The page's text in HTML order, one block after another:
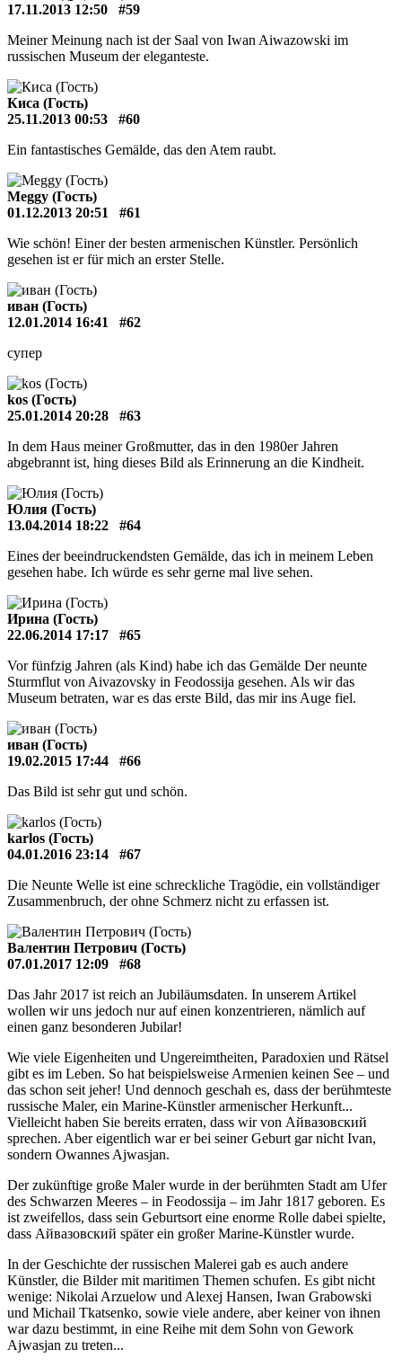
17.11.2013 12:50
#59
Meiner Meinung nach ist der Saal von Iwan Aiwazowski im
russischen Museum der eleganteste.
Киса (Гость)
25.11.2013 00:53
#60
Ein fantastisches Gemälde, das den Atem raubt.
Meggy (Гость)
01.12.2013 20:51
#61
Wie schön! Einer der besten armenischen Künstler. Persönlich
gesehen ist er für mich an erster Stelle.
иван (Гость)
12.01.2014 16:41
#62
супер
kos (Гость)
25.01.2014 20:28
#63
In dem Haus meiner Großmutter, das in den 1980er Jahren
abgebrannt ist, hing dieses Bild als Erinnerung an die Kindheit.
Юлия (Гость)
13.04.2014 18:22
#64
Eines der beeindruckendsten Gemälde, das ich in meinem Leben
gesehen habe. Ich würde es sehr gerne mal live sehen.
Ирина (Гость)
22.06.2014 17:17
#65
Vor fünfzig Jahren (als Kind) habe ich das Gemälde Der neunte
Sturmflut von Aivazovsky in Feodossija gesehen. Als wir das
Museum betraten, war es das erste Bild, das mir ins Auge fiel.
иван (Гость)
19.02.2015 17:44
#66
Das Bild ist sehr gut und schön.
karlos (Гость)
04.01.2016 23:14
#67
Die Neunte Welle ist eine schreckliche Tragödie, ein vollständiger
Zusammenbruch, der ohne Schmerz nicht zu erfassen ist.
Валентин Петрович (Гость)
07.01.2017 12:09
#68
Das Jahr 2017 ist reich an Jubiläumsdaten. In unserem Artikel
wollen wir uns jedoch nur auf einen konzentrieren, nämlich auf
einen ganz besonderen Jubilar!
Wie viele Eigenheiten und Ungereimtheiten, Paradoxien und Rätsel
gibt es im Leben. So hat beispielsweise Armenien keinen See – und
das schon seit jeher! Und dennoch geschah es, dass der berühmteste
russische Maler, ein Marine-Künstler armenischer Herkunft...
Vielleicht haben Sie bereits erraten, dass wir von Айвазовский
sprechen. Aber eigentlich war er bei seiner Geburt gar nicht Ivan,
sondern Owannes Ajwasjan.
Der zukünftige große Maler wurde in der berühmten Stadt am Ufer
des Schwarzen Meeres – in Feodossija – im Jahr 1817 geboren. Es
ist zweifellos, dass sein Geburtsort eine enorme Rolle dabei spielte,
dass Айвазовский später ein großer Marine-Künstler wurde.
In der Geschichte der russischen Malerei gab es auch andere
Künstler, die Bilder mit maritimen Themen schufen. Es gibt nicht
wenige: Nikolai Arzuelow und Alexej Hansen, Iwan Grabowski
und Michail Tkatsenko, sowie viele andere, aber keiner von ihnen
war dazu bestimmt, in eine Reihe mit dem Sohn von Gework
Ajwasjan zu treten...